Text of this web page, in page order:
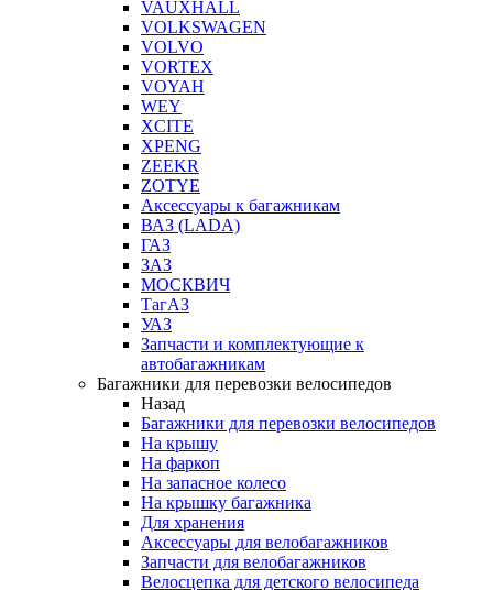
VAUXHALL
VOLKSWAGEN
VOLVO
VORTEX
VOYAH
WEY
XCITE
XPENG
ZEEKR
ZOTYE
Аксессуары к багажникам
ВАЗ (LADA)
ГАЗ
ЗАЗ
МОСКВИЧ
ТагАЗ
УАЗ
Запчасти и комплектующие к
автобагажникам
Багажники для перевозки велосипедов
Назад
Багажники для перевозки велосипедов
На крышу
На фаркоп
На запасное колесо
На крышку багажника
Для хранения
Аксессуары для велобагажников
Запчасти для велобагажников
Велосцепка для детского велосипеда